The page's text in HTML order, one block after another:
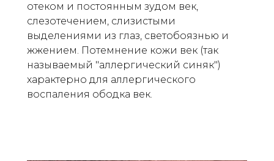
отеком и постоянным зудом век,
слезотечением, слизистыми
выделениями из глаз, светобоязнью и
жжением. Потемнение кожи век (так
называемый "аллергический синяк")
характерно для аллергического
воспаления ободка век.